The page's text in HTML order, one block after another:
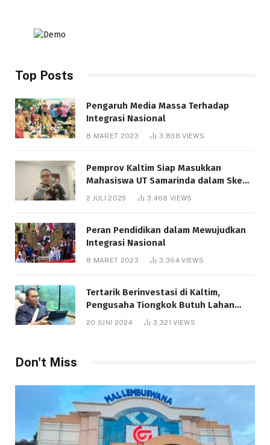
Top Posts
Pengaruh Media Massa Terhadap
Integrasi Nasional
8 MARET 2023 3,838VIEWS
Pemprov Kaltim Siap Masukkan
Mahasiswa UT Samarinda dalam Skema
Bantuan Pendidikan Gratispol
2 JULI 2025 3,468 VIEWS
Peran Pendidikan dalam Mewujudkan
Integrasi Nasional
8 MARET 2023 3,364VIEWS
Tertarik Berinvestasi di Kaltim,
Pengusaha Tiongkok Butuh Lahan
20 JUNI 2024 3,321VIEWS
Don't Miss